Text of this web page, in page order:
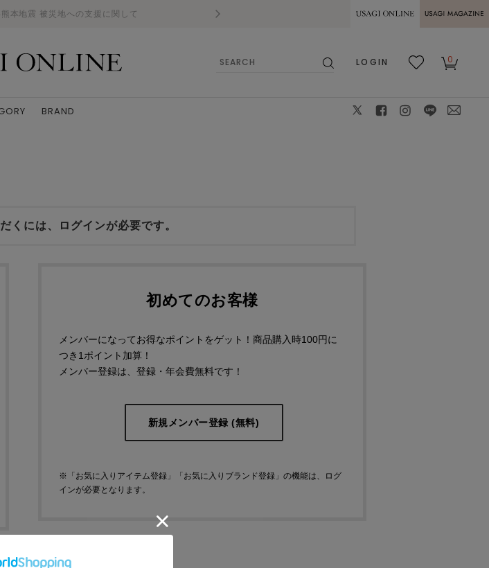
本地震 被災地への支援に関して 熊本県熊本地方を震源とする地震の影響に
MAGAZINE
LOGIN
0
BRAND
くには、ログインが必要です。
初めてのお客様
メンバーになってお得なポイントをゲット！商品購入時100円に
つき1ポイント加算！
メンバー登録は、登録・年会費無料です！
新規メンバー登録 (無料)
※「お気に入りアイテム登録」 「お気に入りブランド登録」 の機能は、ログ
インが必要となります。